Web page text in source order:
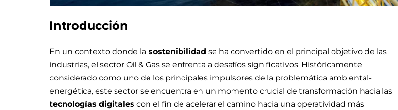
Introducción
En un contexto donde la sostenibilidad se ha convertido en el principal objetivo de las
industrias, el sector Oil & Gas se enfrenta a desafíos significativos. Históricamente
considerado como uno de los principales impulsores de la problemática ambiental-
energética, este sector se encuentra en un momento crucial de transformación hacia las
tecnologías digitales con el fin de acelerar el camino hacia una operatividad más